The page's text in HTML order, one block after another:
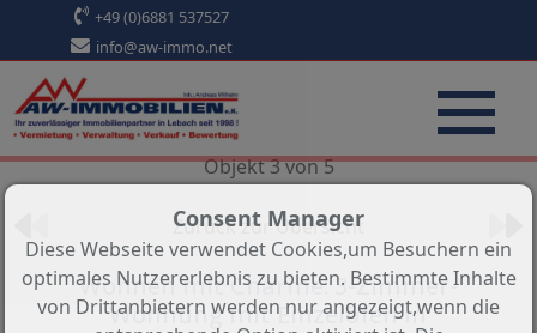
+49 (0)6881 537527
info@aw-immo.net
Objekt 3 von 5
Zurück zur Übersicht
Wohnen mit Charme: 3-Zimmer-
Wohnung mit Einzelöfen in
Consent Manager
Diese Webseite verwendet Cookies,um Besuchern ein
optimales Nutzererlebnis zu bieten. Bestimmte Inhalte
von Drittanbietern werden nur angezeigt,wenn die